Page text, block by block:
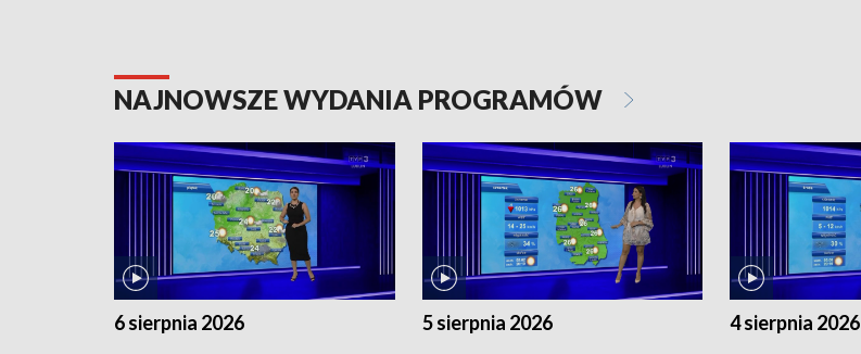
NAJNOWSZE WYDANIA PROGRAMÓW
6 sierpnia 2026 5 sierpnia 2026 4 sierpnia 2026